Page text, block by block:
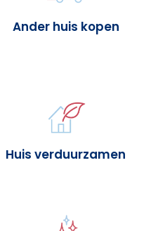
Ander huis kopen
Huis verduurzamen